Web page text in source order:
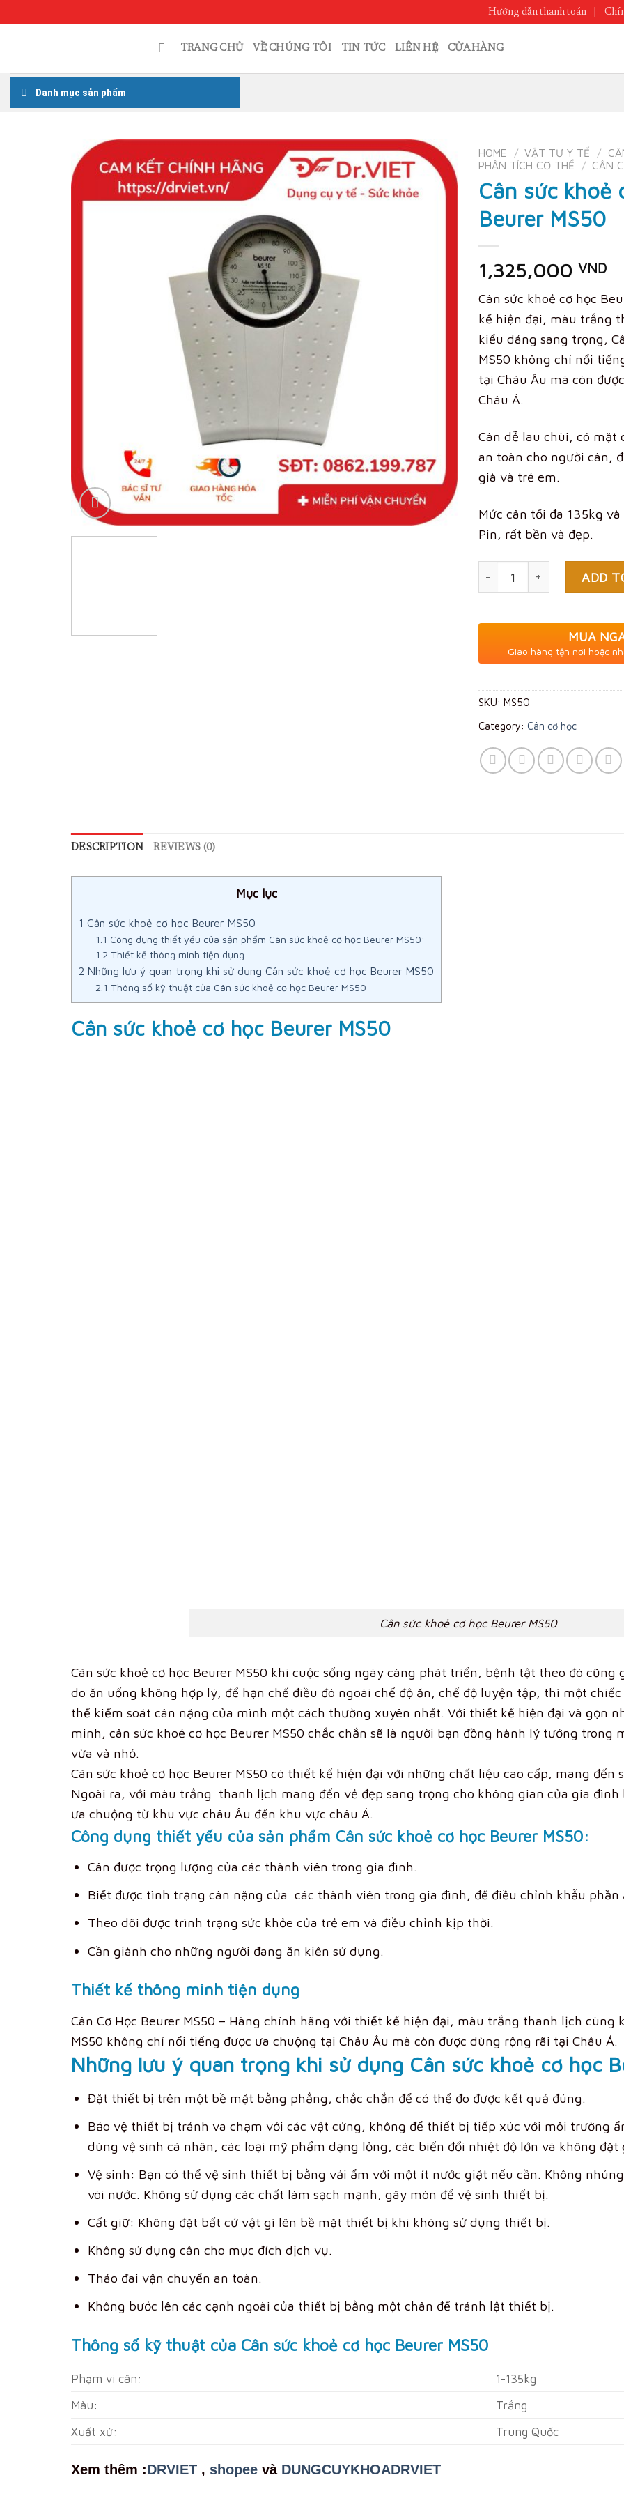
Hướng dẫn thanh toán
TRANG CHỦ VỀ CHÚNG TÔI TIN TỨC LIÊN HỆ CỬA HÀNG
Danh mục sản phẩm
HOME / VẬT TƯ Y TẾ /
PHÂN TÍCH CƠ THỂ
/ CÂN
Cân sức khoẻ
Beurer MS50
1,325,000 VND
Cân sức khoẻ cơ học
kế hiện đại, màu trắng
kiểu dáng sang trọng,
MS50 không chỉ nổi
tại Châu Âu mà còn
Châu Á.
Cân dễ lau chùi, có mặt
an toàn cho người cân,
già và trẻ em.
Mức cân tối đa 135kg
Pin, rất bền và đẹp.
ADD
MUA
Giao hàng tận nơi hoặc
SKU: MS50
Category: Cân cơ học
DESCRIPTION REVIEWS (0)
Mục lục
1 Cân sức khoẻ cơ học Beurer MS50
1.1 Công dụng thiết yếu của sản phẩm Cân sức khoẻ cơ học Beurer MS50:
1.2 Thiết kế thông minh tiện dụng
2 Những lưu ý quan trọng khi sử dụng Cân sức khoẻ cơ học Beurer MS50
2.1 Thông số kỹ thuật của Cân sức khoẻ cơ học Beurer MS50
Cân sức khoẻ cơ học Beurer MS50
Cân sức khoẻ cơ học Beurer MS50
Cân sức khoẻ cơ học Beurer MS50 khi cuộc sống ngày càng phát triển, bệnh tật theo đó
do ăn uống không hợp lý, để hạn chế điều đó ngoài chế độ ăn, chế độ luyện tập, thì một
thể kiểm soát cân nặng của mình một cách thường xuyên nhất. Với thiết kế hiện đại và gọn
minh, cân sức khoẻ cơ học Beurer MS50 chắc chắn sẽ là người bạn đồng hành lý tưởng trong
vừa và nhỏ.
Cân sức khoẻ cơ học Beurer MS50 có thiết kế hiện đại với những chất liệu cao cấp, mang
Ngoài ra, với màu trắng thanh lịch mang đến vẻ đẹp sang trọng cho không gian của gia đình
ưa chuộng từ khu vực châu Âu đến khu vực châu Á.
Công dụng thiết yếu của sản phẩm Cân sức khoẻ cơ học Beurer MS50:
Cân được trọng lượng của các thành viên trong gia đình.
Biết được tình trạng cân nặng của các thành viên trong gia đình, để điều chỉnh khẫu phần
Theo dõi được trình trạng sức khỏe của trẻ em và điều chỉnh kịp thời.
Cần giành cho những người đang ăn kiên sử dụng.
Thiết kế thông minh tiện dụng
Cân Cơ Học Beurer MS50 – Hàng chính hãng với thiết kế hiện đại, màu trắng thanh lịch cùng
MS50 không chỉ nổi tiếng được ưa chuộng tại Châu Âu mà còn được dùng rộng rãi tại Châu Á.
Những lưu ý quan trọng khi sử dụng Cân sức khoẻ cơ học
Đặt thiết bị trên một bề mặt bằng phẳng, chắc chắn để có thể đo được kết quả đúng.
Bảo vệ thiết bị tránh va chạm với các vật cứng, không để thiết bị tiếp xúc với môi trường
dùng vệ sinh cá nhân, các loại mỹ phẩm dạng lỏng, các biến đổi nhiệt độ lớn và không
Vệ sinh: Bạn có thể vệ sinh thiết bị bằng vải ẩm với một ít nước giặt nếu cần. Không
vòi nước. Không sử dụng các chất làm sạch mạnh, gây mòn để vệ sinh thiết bị.
Cất giữ: Không đặt bất cứ vật gì lên bề mặt thiết bị khi không sử dụng thiết bị.
Không sử dụng cân cho mục đích dịch vụ.
Tháo đai vận chuyển an toàn.
Không bước lên các cạnh ngoài của thiết bị bằng một chân để tránh lật thiết bị.
Thông số kỹ thuật của Cân sức khoẻ cơ học Beurer MS50
Phạm vi cân:
1-135kg
Màu:
Trắng
Xuất xứ:
Trung Quốc
Xem thêm :DRVIET , shopee và DUNGCUYKHOADRVIET